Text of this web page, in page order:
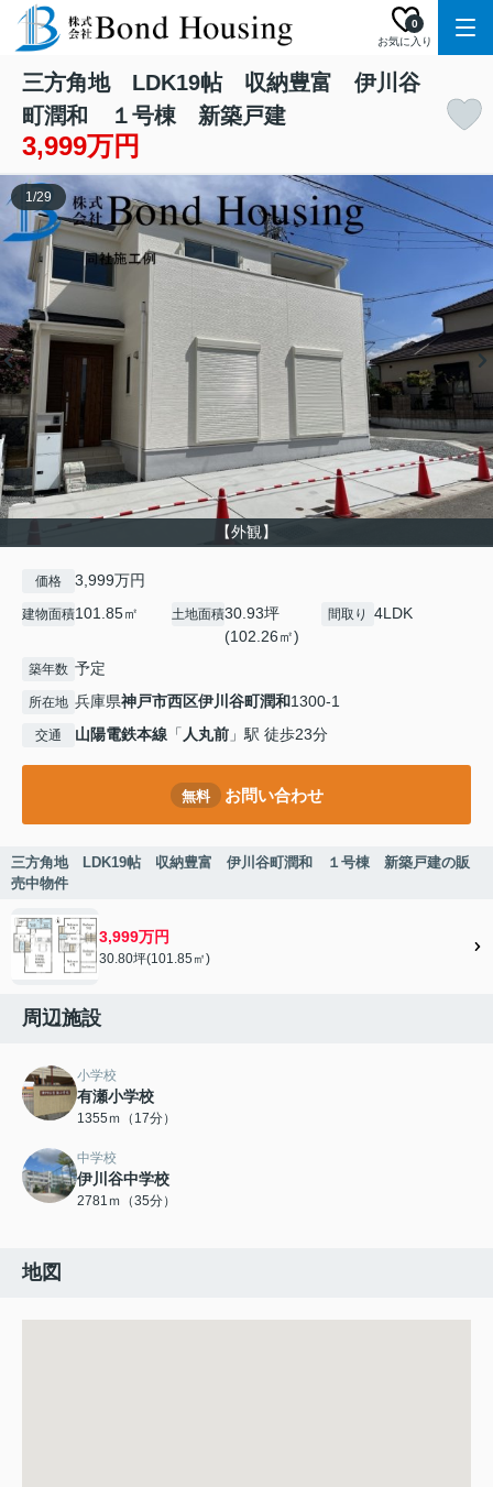
お気に入り
0
三方角地 LDK19帖 収納豊富 伊川谷
町潤和 １号棟 新築戸建
3,999万円
【外観】
1/29
価格 3,999万円
建物面積101.85㎡ 土地面積30.93坪
(102.26㎡)
間取り 4LDK
築年数 予定
所在地 兵庫県神戸市西区伊川谷町潤和1300-1
交通 山陽電鉄本線 「 人丸前 」駅 徒歩23分
無料 お問い合わせ
三方角地 LDK19帖 収納豊富 伊川谷町潤和 １号棟 新築戸建の販
売中物件
3,999万円
30.80坪(101.85㎡)
周辺施設
小学校
有瀬小学校
1355ｍ（17分）
中学校
伊川谷中学校
2781ｍ（35分）
地図